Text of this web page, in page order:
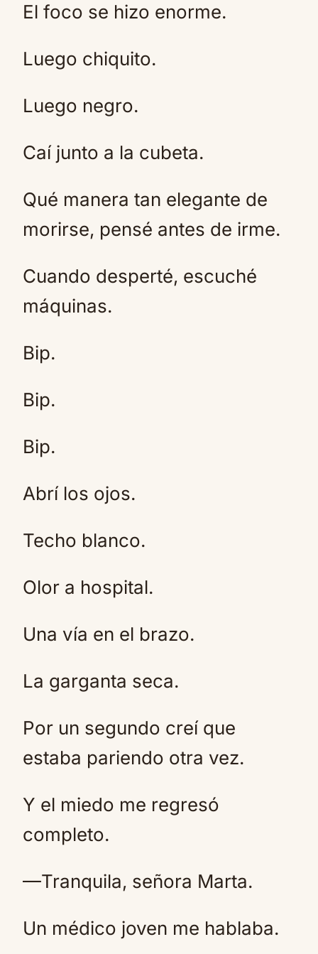
El foco se hizo enorme.
Luego chiquito.
Luego negro.
Caí junto a la cubeta.
Qué manera tan elegante de
morirse, pensé antes de irme.
Cuando desperté, escuché
máquinas.
Bip.
Bip.
Bip.
Abrí los ojos.
Techo blanco.
Olor a hospital.
Una vía en el brazo.
La garganta seca.
Por un segundo creí que
estaba pariendo otra vez.
Y el miedo me regresó
completo.
—Tranquila, señora Marta.
Un médico joven me hablaba.